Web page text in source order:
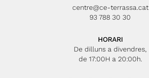
centre@ce-terrassa.cat
93 788 30 30
HORARI
De dilluns a divendres,
de 17:00H a 20:00h.